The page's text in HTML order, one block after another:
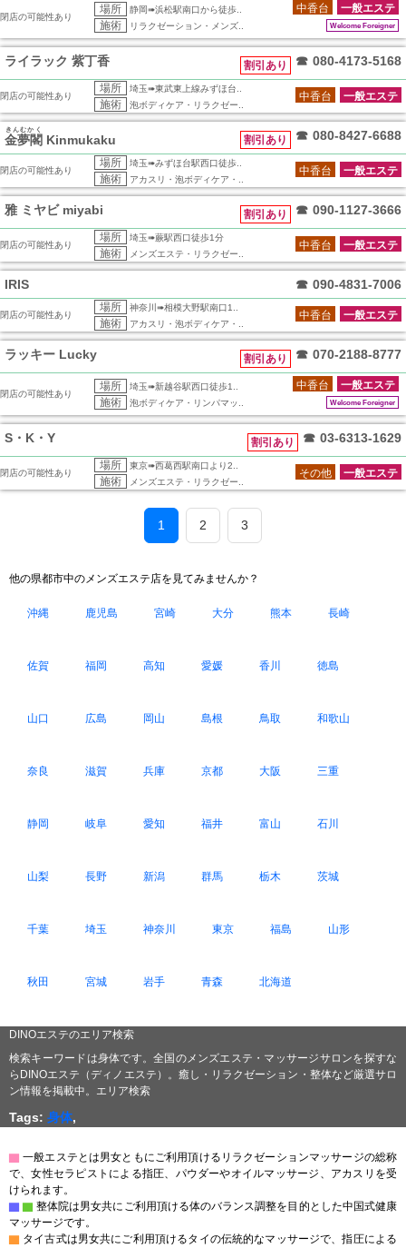
閉店の可能性あり
場所 静岡➠浜松駅南口から徒歩..
施術 リラクゼーション・メンズ..
一般エステ
中香台
Welcome Foreigner
ライラック 紫丁香 ☎ 080-4173-5168
割引あり
閉店の可能性あり
場所 埼玉➠東武東上線みずほ台..
施術 泡ボディケア・リラクゼー..
一般エステ
中香台
金夢閣
きんむかく
Kinmukaku ☎ 080-8427-6688
割引あり
閉店の可能性あり
場所 埼玉➠みずほ台駅西口徒歩..
施術 アカスリ・泡ボディケア・..
一般エステ
中香台
雅 ミヤビ miyabi ☎ 090-1127-3666
割引あり
閉店の可能性あり
場所 埼玉➠蕨駅西口徒歩1分
施術 メンズエステ・リラクゼー..
一般エステ
中香台
IRIS ☎ 090-4831-7006
閉店の可能性あり
場所 神奈川➠相模大野駅南口1..
施術 アカスリ・泡ボディケア・..
一般エステ
中香台
ラッキー Lucky ☎ 070-2188-8777
割引あり
閉店の可能性あり
場所 埼玉➠新越谷駅西口徒歩1..
施術 泡ボディケア・リンパマッ..
一般エステ
中香台
Welcome Foreigner
S・K・Y ☎ 03-6313-1629
割引あり
閉店の可能性あり
場所 東京➠西葛西駅南口より2..
施術 メンズエステ・リラクゼー..
一般エステ
その他
1 2 3
他の県都市中のメンズエステ店を見てみませんか？
沖縄 鹿児島 宮崎 大分 熊本 長崎
佐賀 福岡 高知 愛媛 香川 徳島
山口 広島 岡山 島根 鳥取 和歌山
奈良 滋賀 兵庫 京都 大阪 三重
静岡 岐阜 愛知 福井 富山 石川
山梨 長野 新潟 群馬 栃木 茨城
千葉 埼玉 神奈川 東京 福島 山形
秋田 宮城 岩手 青森 北海道
DINOエステのエリア検索
検索キーワードは身体です。全国のメンズエステ・マッサージサロンを探すな
らDINOエステ（ディノエステ）。癒し・リラクゼーション・整体など厳選サロ
ン情報を掲載中。エリア検索
Tags: 身体,
▇ 一般エステとは男女ともにご利用頂けるリラクゼーションマッサージの総称
で、女性セラピストによる指圧、パウダーやオイルマッサージ、アカスリを受
けられます。
▇ ▇ 整体院は男女共にご利用頂ける体のバランス調整を目的とした中国式健康
マッサージです。
▇ タイ古式は男女共にご利用頂けるタイの伝統的なマッサージで、指圧による